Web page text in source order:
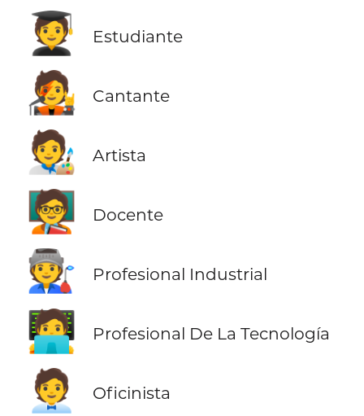
🧑‍🎓 Estudiante
🧑‍🎤 Cantante
🧑‍🎨 Artista
🧑‍🏫 Docente
🧑‍🏭 Profesional Industrial
🧑‍💻 Profesional De La Tecnología
🧑‍💼 Oficinista